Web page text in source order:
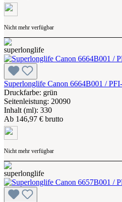
Nicht mehr verfügbar
Superlonglife Canon 6664B001 /
Druckfarbe: grün
Seitenleistung: 20090
Inhalt (ml): 330
Ab 146,97 € brutto
Nicht mehr verfügbar